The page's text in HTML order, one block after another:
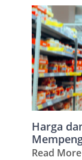
Harga
Read